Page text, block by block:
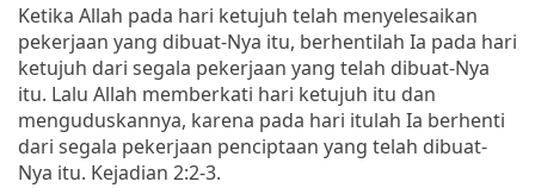
Ketika Allah pada hari ketujuh telah menyelesaikan
pekerjaan yang dibuat-Nya itu, berhentilah Ia pada hari
ketujuh dari segala pekerjaan yang telah dibuat-Nya
itu. Lalu Allah memberkati hari ketujuh itu dan
menguduskannya, karena pada hari itulah Ia berhenti
dari segala pekerjaan penciptaan yang telah dibuat-
Nya itu. Kejadian 2:2-3.